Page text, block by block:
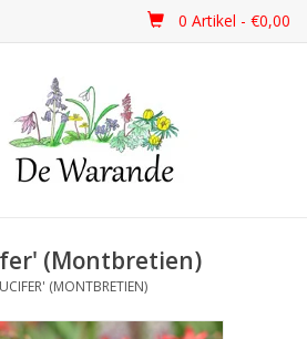
0 Artikel - €0,00
(Montbretien)
(MONTBRETIEN)